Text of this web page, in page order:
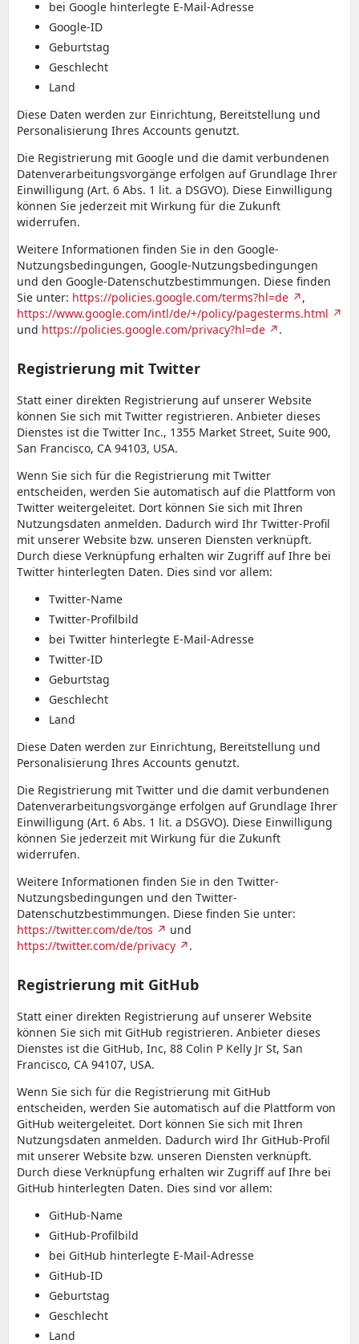
bei Google hinterlegte E-Mail-Adresse
Google-ID
Geburtstag
Geschlecht
Land
Diese Daten werden zur Einrichtung, Bereitstellung und
Personalisierung Ihres Accounts genutzt.
Die Registrierung mit Google und die damit verbundenen
Datenverarbeitungsvorgänge erfolgen auf Grundlage Ihrer
Einwilligung (Art. 6 Abs. 1 lit. a DSGVO). Diese Einwilligung
können Sie jederzeit mit Wirkung für die Zukunft
widerrufen.
Weitere Informationen finden Sie in den Google-
Nutzungsbedingungen, Google-Nutzungsbedingungen
und den Google-Datenschutzbestimmungen. Diese finden
Sie unter: https://policies.google.com/terms?hl=de
,
https://www.google.com/intl/de/+/policy/pagesterms.html
und https://policies.google.com/privacy?hl=de .
Registrierung mit Twitter
Statt einer direkten Registrierung auf unserer Website
können Sie sich mit Twitter registrieren. Anbieter dieses
Dienstes ist die Twitter Inc., 1355 Market Street, Suite 900,
San Francisco, CA 94103, USA.
Wenn Sie sich für die Registrierung mit Twitter
entscheiden, werden Sie automatisch auf die Plattform von
Twitter weitergeleitet. Dort können Sie sich mit Ihren
Nutzungsdaten anmelden. Dadurch wird Ihr Twitter-Profil
mit unserer Website bzw. unseren Diensten verknüpft.
Durch diese Verknüpfung erhalten wir Zugriff auf Ihre bei
Twitter hinterlegten Daten. Dies sind vor allem:
Twitter-Name
Twitter-Profilbild
bei Twitter hinterlegte E-Mail-Adresse
Twitter-ID
Geburtstag
Geschlecht
Land
Diese Daten werden zur Einrichtung, Bereitstellung und
Personalisierung Ihres Accounts genutzt.
Die Registrierung mit Twitter und die damit verbundenen
Datenverarbeitungsvorgänge erfolgen auf Grundlage Ihrer
Einwilligung (Art. 6 Abs. 1 lit. a DSGVO). Diese Einwilligung
können Sie jederzeit mit Wirkung für die Zukunft
widerrufen.
Weitere Informationen finden Sie in den Twitter-
Nutzungsbedingungen und den Twitter-
Datenschutzbestimmungen. Diese finden Sie unter:
https://twitter.com/de/tos
und
https://twitter.com/de/privacy
.
Registrierung mit GitHub
Statt einer direkten Registrierung auf unserer Website
können Sie sich mit GitHub registrieren. Anbieter dieses
Dienstes ist die GitHub, Inc, 88 Colin P Kelly Jr St, San
Francisco, CA 94107, USA.
Wenn Sie sich für die Registrierung mit GitHub
entscheiden, werden Sie automatisch auf die Plattform von
GitHub weitergeleitet. Dort können Sie sich mit Ihren
Nutzungsdaten anmelden. Dadurch wird Ihr GitHub-Profil
mit unserer Website bzw. unseren Diensten verknüpft.
Durch diese Verknüpfung erhalten wir Zugriff auf Ihre bei
GitHub hinterlegten Daten. Dies sind vor allem:
GitHub-Name
GitHub-Profilbild
bei GitHub hinterlegte E-Mail-Adresse
GitHub-ID
Geburtstag
Geschlecht
Land